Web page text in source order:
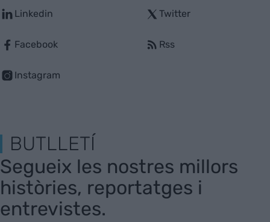
Linkedin
Facebook
Instagram
Twitter
Rss
BUTLLETÍ
Segueix les nostres millors
històries, reportatges i
entrevistes.